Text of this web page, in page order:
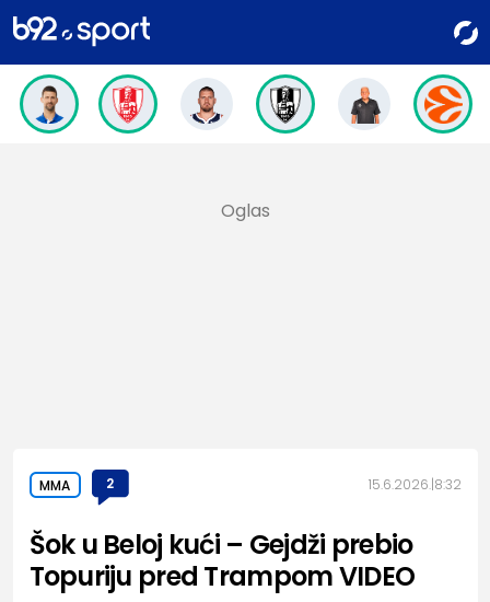
MMA 2 15.6.2026. 8:32
Šok u Beloj kući – Gejdži prebio
Topuriju pred Trampom VIDEO